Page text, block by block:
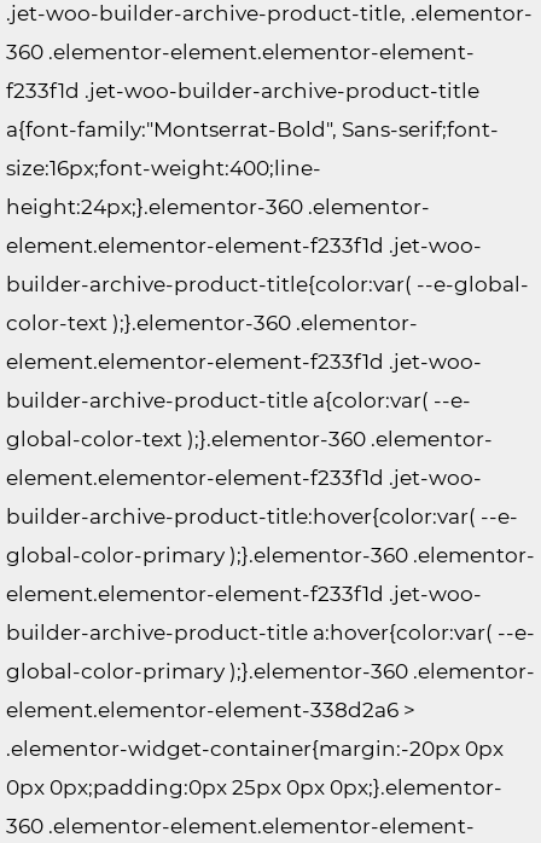
.jet-woo-builder-archive-product-title, .elementor-
360 .elementor-element.elementor-element-
f233f1d .jet-woo-builder-archive-product-title
a{font-family:"Montserrat-Bold", Sans-serif;font-
size:16px;font-weight:400;line-
height:24px;}.elementor-360 .elementor-
element.elementor-element-f233f1d .jet-woo-
builder-archive-product-title{color:var( --e-global-
color-text );}.elementor-360 .elementor-
element.elementor-element-f233f1d .jet-woo-
builder-archive-product-title a{color:var( --e-
global-color-text );}.elementor-360 .elementor-
element.elementor-element-f233f1d .jet-woo-
builder-archive-product-title:hover{color:var( --e-
global-color-primary );}.elementor-360 .elementor-
element.elementor-element-f233f1d .jet-woo-
builder-archive-product-title a:hover{color:var( --e-
global-color-primary );}.elementor-360 .elementor-
element.elementor-element-338d2a6 >
.elementor-widget-container{margin:-20px 0px
0px 0px;padding:0px 25px 0px 0px;}.elementor-
360 .elementor-element.elementor-element-